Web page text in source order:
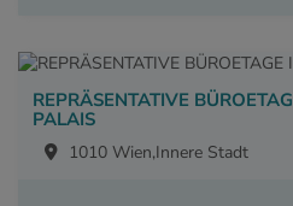
REPRÄSENTATIVE
PALAIS
1010 Wien,Innere Stadt